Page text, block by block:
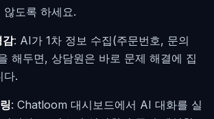
도록 하세요.
감: AI가 1차 정보 수집(주문번호, 문의
해두면, 상담원은 바로 문제 해결에 집
다.
: Chatloom 대시보드에서 AI 대화를 실